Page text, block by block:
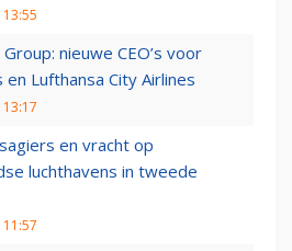
nieuwe CEO’s voor
en Lufthansa City Airlines
en vracht op
luchthavens in tweede